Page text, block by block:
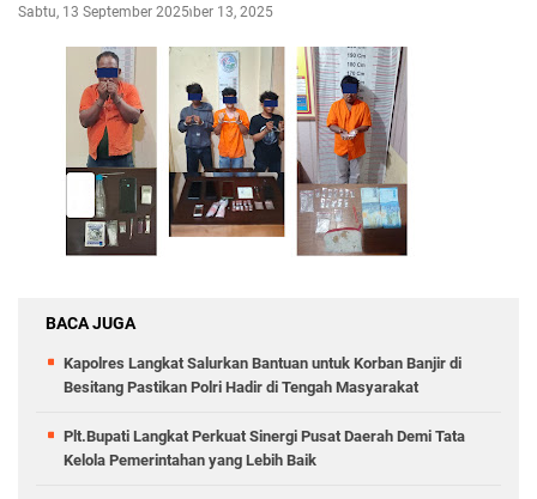
Sabtu, 13 September 2025September 13, 2025
BACA JUGA
Kapolres Langkat Salurkan Bantuan untuk Korban Banjir di
Besitang Pastikan Polri Hadir di Tengah Masyarakat
Plt.Bupati Langkat Perkuat Sinergi Pusat Daerah Demi Tata
Kelola Pemerintahan yang Lebih Baik